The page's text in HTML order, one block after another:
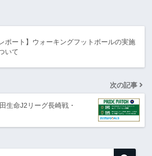
レポート】ウォーキングフットボールの実施
いて
次の記事
生命J2リーグ長崎戦・